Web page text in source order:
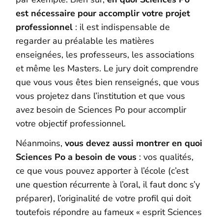
est nécessaire pour accomplir votre projet
professionnel : il est indispensable de
regarder au préalable les matières
enseignées, les professeurs, les associations
et même les Masters. Le jury doit comprendre
que vous vous êtes bien renseignés, que vous
vous projetez dans l’institution et que vous
avez besoin de Sciences Po pour accomplir
votre objectif professionnel.
Néanmoins,vous devez aussi montrer en quoi
Sciences Po a besoin de vous : vos qualités,
ce que vous pouvez apporter à l’école (c’est
une question récurrente à l’oral, il faut donc s’y
préparer), l’originalité de votre profil qui doit
toutefois répondre au fameux « esprit Sciences